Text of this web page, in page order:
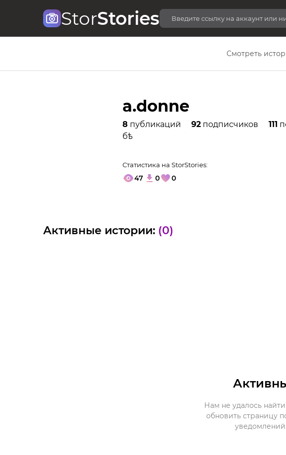
StorStories
Смотреть
a.donne
8 публикаций 92 подписчиков 111
бѣ
Статистика на StorStories:
47 0 0
Активные истории: (0)
Нам не удалось
обновить страницу